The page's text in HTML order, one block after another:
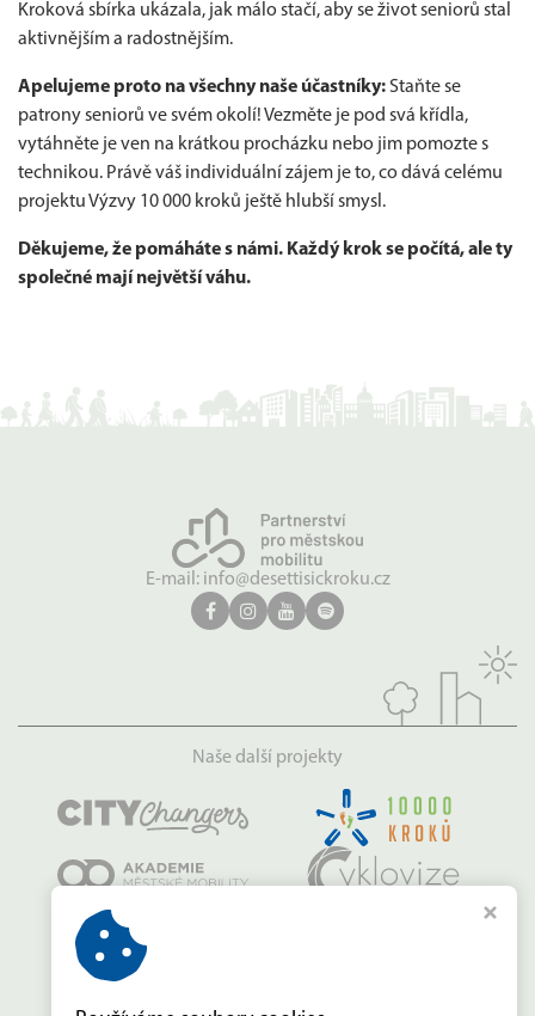
Kroková sbírka ukázala, jak málo stačí, aby se život seniorů stal
aktivnějším a radostnějším.
Apelujeme proto na všechny naše účastníky: Staňte se
patrony seniorů ve svém okolí! Vezměte je pod svá křídla,
vytáhněte je ven na krátkou procházku nebo jim pomozte s
technikou. Právě váš individuální zájem je to, co dává celému
projektu Výzvy 10 000 kroků ještě hlubší smysl.
Děkujeme, že pomáháte s námi. Každý krok se počítá, ale ty
společné mají největší váhu.
E-mail: info@desettisickroku.cz
Naše další projekty